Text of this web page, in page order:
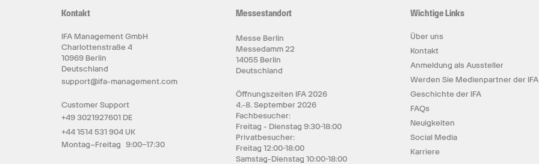
Kontakt
IFA Management GmbH
Charlottenstraße 4
10969 Berlin
Deutschland
support@ifa-management.com
Customer Support
+49 3021927601 DE
+44 1514 531 904 UK
Montag–Freitag 9:00–17:30
Messestandort
Messe Berlin
Messedamm 22
14055 Berlin
Deutschland
Öffnungszeiten IFA 2026
4.-8. September 2026
Fachbesucher:
Freitag - Dienstag 9:30-18:00
Privatbesucher:
Freitag 12:00-18:00
Samstag-Dienstag 10:00-18:00
Wichtige Links
Über uns
Kontakt
Anmeldung als Aussteller
Werden Sie Medienpartner der IFA
Geschichte der IFA
FAQs
Neuigkeiten
Social Media
Karriere